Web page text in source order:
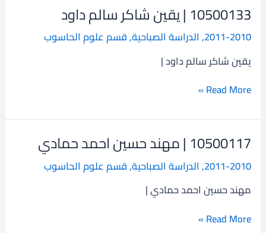
10500133 | يقين شاكر سالم داود
2011-2010
, الدراسة الصباحية,قسم علوم الحاسوب
يقين شاكر سالم داود |
10500133
يقين
شاكر
سالم
داود
Read More »
10500117 | مهند حسين احمد حمادي
2011-2010
, الدراسة الصباحية,قسم علوم الحاسوب
مهند حسين احمد حمادي |
10500117
مهند
حسين
احمد
حمادي
Read More »